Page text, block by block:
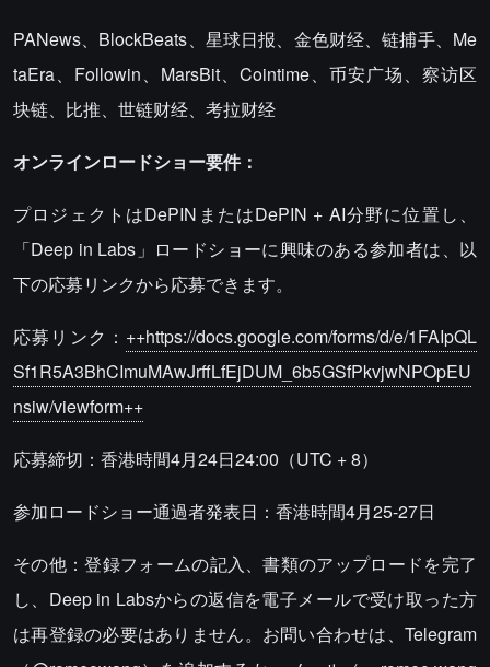
PANews、BlockBeats、星球日报、金色财经、链捕手、Me
taEra、Followin、MarsBit、Cointime、币安广场、察访区
块链、比推、世链财经、考拉财经
オンラインロードショー要件：
プロジェクトはDePINまたはDePIN + AI分野に位置し、
「Deep in Labs」ロードショーに興味のある参加者は、以
下の応募リンクから応募できます。
応募リンク： ++https://docs.google.com/forms/d/e/1FAIpQL
Sf1R5A3BhCImuMAwJrffLfEjDUM_6b5GSfPkvjwNPOpEU
nsiw/viewform++
応募締切：香港時間4月24日24:00（UTC + 8）
参加ロードショー通過者発表日：香港時間4月25-27日
その他：登録フォームの記入、書類のアップロードを完了
し、Deep in Labsからの返信を電子メールで受け取った方
は再登録の必要はありません。お問い合わせは、Telegram